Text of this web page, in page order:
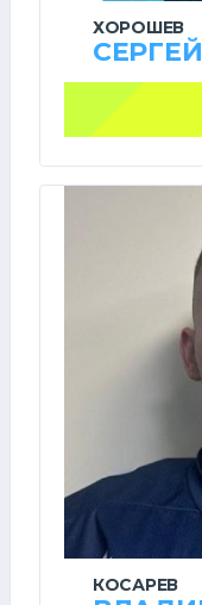
ХОРОШЕВ
СЕРГЕЙ
КОСАРЕВ